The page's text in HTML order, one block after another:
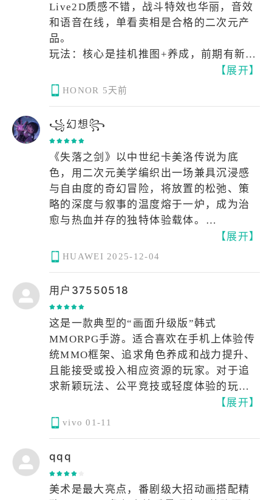
Live2D质感不错，战斗特效也华丽，音效
和语音在线，单看卖相是合格的二次元产
品。
玩法：核心是挂机推图+养成，前期有新鲜
感，后期基本就是看自动战斗，操作空间
很小，属于“放着让它自己打”的类型。
民慢慢攒也能玩，但高难内容对练度要求
较高，零微氪玩家需要耐心。抽卡概率一
般，不算特别良心也不算特别坑。
日常负担：每天上线收菜、清体力，十几
分钟能搞定，适合碎片时间，不累人。
整体定位：如果你喜欢美少女画风、能接
受挂机玩法、不追求硬核操作，那它是一
款合格的下饭或通勤副游；如果你期待有
深度的策略或动作体验，可能会觉得乏
味。
【展开】
HONOR 5天前
꧁幻想꧂
《失落之剑》以中世纪卡美洛传说为底
色，用二次元美学编织出一场兼具沉浸感
与自由度的奇幻冒险，将放置的松弛、策
略的深度与叙事的温度熔于一炉，成为治
愈与热血并存的独特体验载体。
它的魅力藏在「视觉与情感的双重共鸣」
演出如番剧般张力拉满，光影流转的奇幻
大陆与沉浸式声优演绎，让每一次探索都
像踏入动态童话。而角色间的差异化机制
与羁绊故事，打破了放置游戏的同质化桎
梏，从技能组的独特性到隐藏剧情的细腻
刻画，让每个角色都成为值得深交的伙
伴，战败时的趣味动画更将挫败感化为温
柔慰藉，让冒险始终带着轻松暖意。
在玩法层面，它实现了「松弛与深度的精
妙平衡」：放置机制适配碎片化时光，离
线成长不辜负每一份等待；而属性克制、
阵容搭配、共鸣专武等策略元素，又为硬
核玩家预留了探索空间，4星角色的高光表
【展开】
HUAWEI 2025-12-04
用户37550518
这是一款典型的“画面升级版”韩式
MMORPG手游。适合喜欢在手机上体验传
统MMO框架、追求角色养成和战力提升、
且能接受或投入相应资源的玩家。对于追
求新颖玩法、公平竞技或轻度体验的玩家
【展开】
vivo 01-11
qqq
美术是最大亮点，番剧级大招动画搭配精